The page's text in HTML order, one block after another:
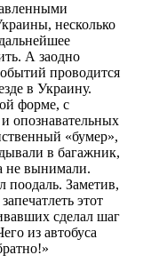
несколько
А заодно
проводится
в Украину.
форме, с
опознавательных
«бумер»,
в багажник,
не вынимали.
поодаль. Заме­тив,
этот
сделал шаг
из автобуса